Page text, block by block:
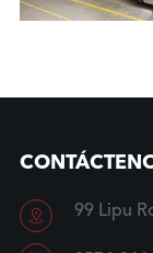
 99 Lipu